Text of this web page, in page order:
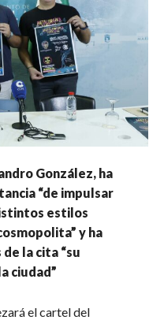
González, ha
“de impulsar
estilos
y ha
la cita “su
ciudad”
el cartel del